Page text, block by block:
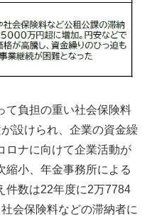
て負担の重い社会保険料
設けられ、企業の資金繰
ロナに向けて企業活動が
縮小、年金事務所による
件数は22年度に2万7784
会保険料などの滞納者に